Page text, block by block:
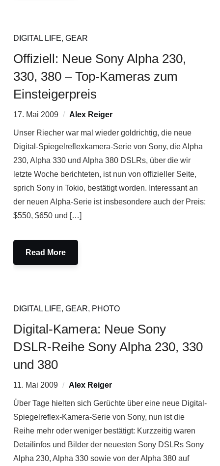
DIGITAL LIFE, GEAR
Offiziell: Neue Sony Alpha 230,
330, 380 – Top-Kameras zum
Einsteigerpreis
17. Mai 2009 Alex Reiger
Unser Riecher war mal wieder goldrichtig, die neue
Digital-Spiegelreflexkamera-Serie von Sony, die Alpha
230, Alpha 330 und Alpha 380 DSLRs, über die wir
letzte Woche berichteten, ist nun von offizieller Seite,
sprich Sony in Tokio, bestätigt worden. Interessant an
der neuen Alpha-Serie ist insbesondere auch der Preis:
$550, $650 und […]
Read More
DIGITAL LIFE, GEAR, PHOTO
Digital-Kamera: Neue Sony
DSLR-Reihe Sony Alpha 230, 330
und 380
11. Mai 2009 Alex Reiger
Über Tage hielten sich Gerüchte über eine neue Digital-
Spiegelreflex-Kamera-Serie von Sony, nun ist die
Reihe mehr oder weniger bestätigt: Kurzzeitig waren
Detailinfos und Bilder der neuesten Sony DSLRs Sony
Alpha 230, Alpha 330 sowie von der Alpha 380 auf